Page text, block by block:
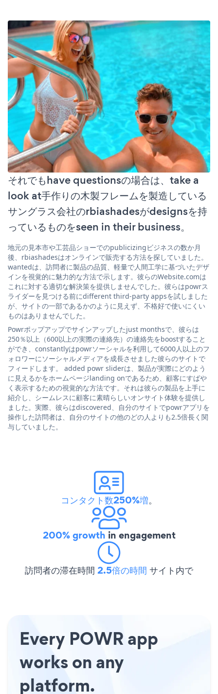
それでもhave questionsの場合は、take a
look at手作りの木製フレームを製造している
サングラス会社のrbiashadesがdesignsを持
っているものをseen in their business。
地元の見本市や工芸品ショーでのpublicizingビジネスの数か月
後、rbiashadesはオンラインで販売する方法を探していました。
wantedは、訪問者に製品の品質、軽量で人間工学に基づいたデザ
インを視覚的に魅力的な方法で示します。彼らのWebsite.comは
これに対する適切な解決策を提供しませんでした。彼らはpowrス
ライダーを見つける前にdifferent third-party appsを試しました
が、サイトの一部であるかのように見えず、不格好で使いにくい
ものはありませんでした。
Powrポップアップでサインアップしたjust monthsで、彼らは
250％以上（600以上の実際の連絡先）の連絡先をboostすること
ができ、constantlyはpowrソーシャルを利用して6000人以上のフ
ォロワーにソーシャルメディアを成長させました彼らのサイトで
フィードします。 added powr sliderは、製品が実際にどのよう
に見えるかをホームページlanding onであるため、顧客にすばや
く表示するための視覚的な方法です。それは彼らの製品を上手に
紹介し、シームレスに顧客に素晴らしいオンサイト体験を提供し
ました。実際、彼らはdiscovered、自分のサイトでpowrアプリを
操作した訪問者は、自分のサイトの他のどの人よりも2.5倍長く関
与していました。
コンタクト数250%増。
200% growth in engagement
訪問者の滞在時間 2.5倍の時間 サイト内で
Every POWR app
works on any
platform.